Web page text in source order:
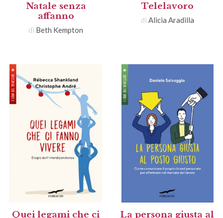
Natale senza
affanno
di Beth Kempton
Telelavoro
di Alicia Aradilla
Quei legami che ci La persona giusta al